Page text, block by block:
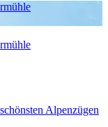
Alpenzügen